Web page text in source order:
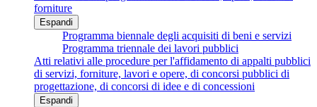
forniture
Espandi
Programma biennale degli acquisiti di beni e servizi
Programma triennale dei lavori pubblici
Atti relativi alle procedure per l'affidamento di appalti pubblici
di servizi, forniture, lavori e opere, di concorsi pubblici di
progettazione, di concorsi di idee e di concessioni
Espandi